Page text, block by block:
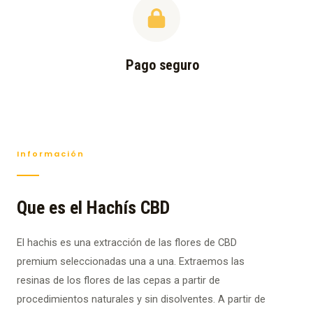
Pago seguro
Información
Que es el Hachís CBD
El hachis es una extracción de las flores de CBD
premium seleccionadas una a una. Extraemos las
resinas de los flores de las cepas a partir de
procedimientos naturales y sin disolventes. A partir de